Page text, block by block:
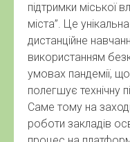
підтримки міської
міста”. Це
дистанційне
використанням
умовах пандемії,
полегшує технічну
Саме тому на
роботи закладів